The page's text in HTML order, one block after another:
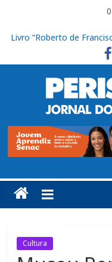
Livro “Roberto de
CEUNSP apresenta
Itu registra alta no Ideb
Ensino Fundamental
Fraternidades
benefício do Lar Santo
Requerimento para
Moacir Cova é rejeitado
Cultura